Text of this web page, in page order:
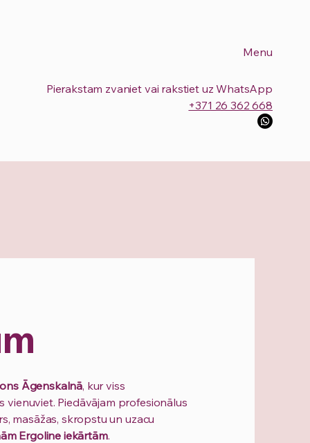
Menu
Pierakstam zvaniet vai rakstiet uz WhatsApp
+371 26 362 668
Āgenskalnā, kur viss
vienuviet. Piedāvājam profesionālus
masāžas, skropstu un uzacu
Ergoline iekārtām.